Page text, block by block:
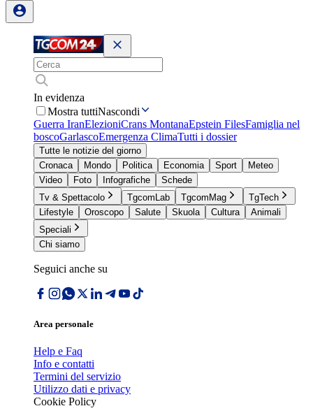
In evidenza
Mostra tuttiNascondi
Guerra IranElezioniCrans MontanaEpstein FilesFamiglia nel
boscoGarlascoEmergenza ClimaTutti i dossier
Tutte le notizie del giorno
Cronaca
Mondo Politica Economia Sport
Meteo
Video
Foto Infografiche
Schede
Tv & Spettacolo
TgcomLab TgcomMag
TgTech
Lifestyle
Oroscopo Salute Skuola Cultura
Animali
Speciali
Chi siamo
Seguici anche su
Area personale
Help e Faq
Info e contatti
Termini del servizio
Utilizzo dati e privacy
Cookie Policy